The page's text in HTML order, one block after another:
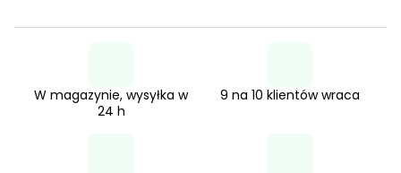
W magazynie, wysyłka w
24 h
9 na 10 klientów wraca